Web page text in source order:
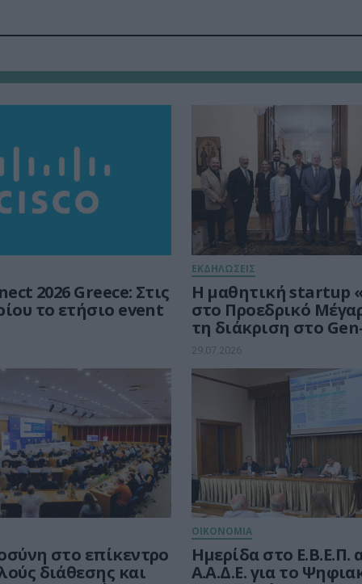
2026 Greece: Στις
το ετήσιο event
ΕΚΔΗΛΩΣΕΙΣ
Η μαθητική startup
στο Προεδρικό
τη διάκριση στο
29.07.2026
στο επίκεντρο
διάθεσης και
ΟΙΚΟΝΟΜΙΑ
Ημερίδα στο Ε.Β.Ε.Π.
Α.Α.Δ.Ε. για το